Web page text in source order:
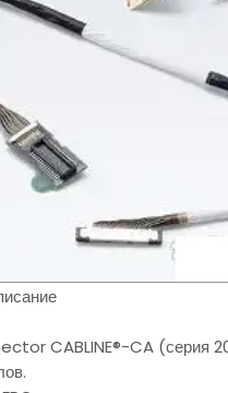
CABLINE®-CA (серия